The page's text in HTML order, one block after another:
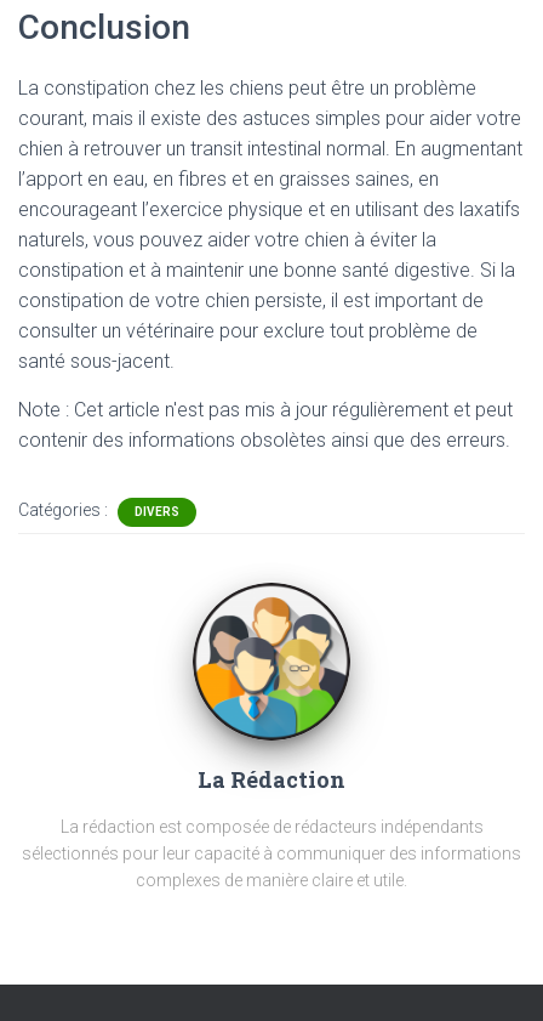
Conclusion
La constipation chez les chiens peut être un problème
courant, mais il existe des astuces simples pour aider votre
chien à retrouver un transit intestinal normal. En augmentant
l’apport en eau, en fibres et en graisses saines, en
encourageant l’exercice physique et en utilisant des laxatifs
naturels, vous pouvez aider votre chien à éviter la
constipation et à maintenir une bonne santé digestive. Si la
constipation de votre chien persiste, il est important de
consulter un vétérinaire pour exclure tout problème de
santé sous-jacent.
Note : Cet article n'est pas mis à jour régulièrement et peut
contenir des informations obsolètes ainsi que des erreurs.
Catégories : DIVERS
La Rédaction
La rédaction est composée de rédacteurs indépendants
sélectionnés pour leur capacité à communiquer des informations
complexes de manière claire et utile.